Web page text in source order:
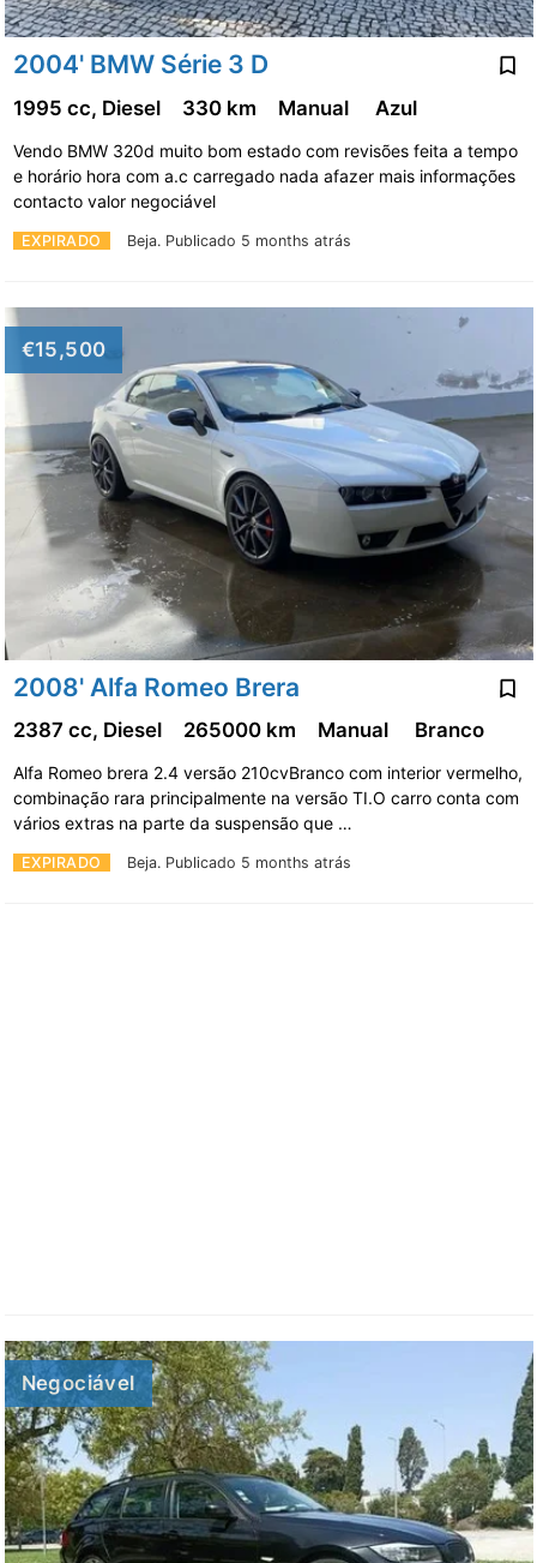
2004' BMW Série 3 D
EXPIRADO Beja. Publicado 5 months atrás
1995 cc, Diesel 330 km Manual Azul
Vendo BMW 320d muito bom estado com revisões feita a tempo
e horário hora com a.c carregado nada afazer mais informações
contacto valor negociável
€15,500
2008' Alfa Romeo Brera
EXPIRADO Beja. Publicado 5 months atrás
2387 cc, Diesel 265000 km Manual Branco
Alfa Romeo brera 2.4 versão 210cvBranco com interior vermelho,
combinação rara principalmente na versão TI.O carro conta com
vários extras na parte da suspensão que …
Negociável